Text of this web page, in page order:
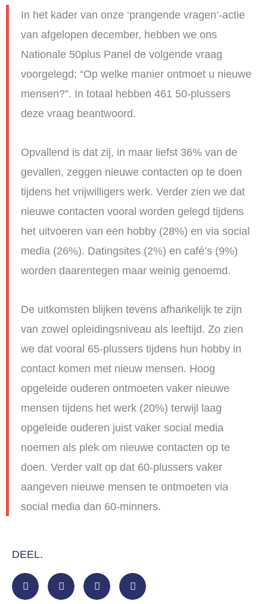
In het kader van onze ‘prangende vragen’-actie
van afgelopen december, hebben we ons
Nationale 50plus Panel de volgende vraag
voorgelegd; “Op welke manier ontmoet u nieuwe
mensen?”. In totaal hebben 461 50-plussers
deze vraag beantwoord.
Opvallend is dat zij, in maar liefst 36% van de
gevallen, zeggen nieuwe contacten op te doen
tijdens het vrijwilligers werk. Verder zien we dat
nieuwe contacten vooral worden gelegd tijdens
het uitvoeren van een hobby (28%) en via social
media (26%). Datingsites (2%) en café’s (9%)
worden daarentegen maar weinig genoemd.
De uitkomsten blijken tevens afhankelijk te zijn
van zowel opleidingsniveau als leeftijd. Zo zien
we dat vooral 65-plussers tijdens hun hobby in
contact komen met nieuw mensen. Hoog
opgeleide ouderen ontmoeten vaker nieuwe
mensen tijdens het werk (20%) terwijl laag
opgeleide ouderen juist vaker social media
noemen als plek om nieuwe contacten op te
doen. Verder valt op dat 60-plussers vaker
aangeven nieuwe mensen te ontmoeten via
social media dan 60-minners.
DEEL.